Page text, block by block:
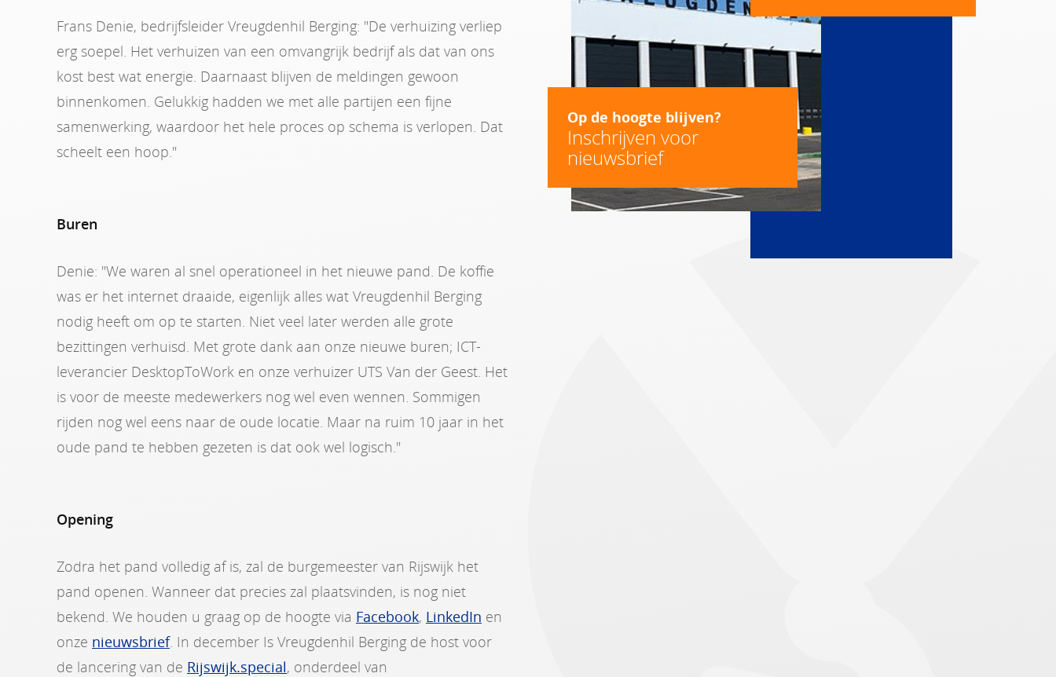
Frans Denie, bedrijfsleider Vreugdenhil Berging: "De verhuizing verliep
erg soepel. Het verhuizen van een omvangrijk bedrijf als dat van ons
kost best wat energie. Daarnaast blijven de meldingen gewoon
binnenkomen. Gelukkig hadden we met alle partijen een fijne
samenwerking, waardoor het hele proces op schema is verlopen. Dat
scheelt een hoop."
Buren
Denie: "We waren al snel operationeel in het nieuwe pand. De koffie
was er het internet draaide, eigenlijk alles wat Vreugdenhil Berging
nodig heeft om op te starten. Niet veel later werden alle grote
bezittingen verhuisd. Met grote dank aan onze nieuwe buren; ICT-
leverancier DesktopToWork en onze verhuizer UTS Van der Geest. Het
is voor de meeste medewerkers nog wel even wennen. Sommigen
rijden nog wel eens naar de oude locatie. Maar na ruim 10 jaar in het
oude pand te hebben gezeten is dat ook wel logisch."
Opening
Zodra het pand volledig af is, zal de burgemeester van Rijswijk het
pand openen. Wanneer dat precies zal plaatsvinden, is nog niet
bekend. We houden u graag op de hoogte via Facebook, LinkedIn en
onze nieuwsbrief. In december Is Vreugdenhil Berging de host voor
de lancering van de Rijswijk.special, onderdeel van
Op de hoogte blijven?
Inschrijven voor
nieuwsbrief